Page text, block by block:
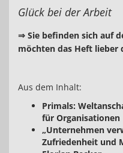
Glück bei der Arbeit
⇒ Sie befinden sich auf
möchten das Heft lieber
Aus dem Inhalt:
Primals:
für Organisationen
„Unternehmen
Zufriedenheit und